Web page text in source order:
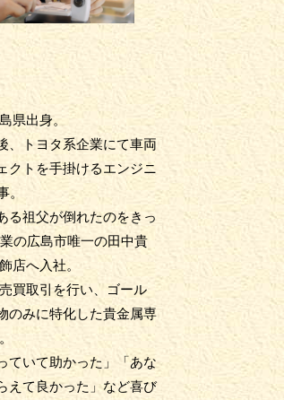
県出身。
、トヨタ系企業にて車両
クトを手掛けるエンジニ
る祖父が倒れたのをきっ
の広島市唯一の田中貴
店へ入社。
買取引を行い、ゴール
のみに特化した貴金属専
ていて助かった」「あな
えて良かった」など喜び